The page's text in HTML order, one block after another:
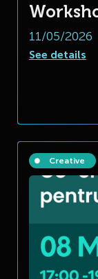
11/05/2026
See details
Creative